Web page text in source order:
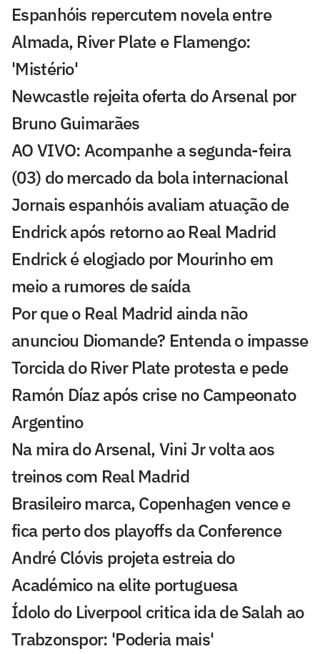
Espanhóis repercutem novela entre
Almada, River Plate e Flamengo:
'Mistério'
Newcastle rejeita oferta do Arsenal por
Bruno Guimarães
AO VIVO: Acompanhe a segunda-feira
(03) do mercado da bola internacional
Jornais espanhóis avaliam atuação de
Endrick após retorno ao Real Madrid
Endrick é elogiado por Mourinho em
meio a rumores de saída
Por que o Real Madrid ainda não
anunciou Diomande? Entenda o impasse
Torcida do River Plate protesta e pede
Ramón Díaz após crise no Campeonato
Argentino
Na mira do Arsenal, Vini Jr volta aos
treinos com Real Madrid
Brasileiro marca, Copenhagen vence e
fica perto dos playoffs da Conference
André Clóvis projeta estreia do
Académico na elite portuguesa
Ídolo do Liverpool critica ida de Salah ao
Trabzonspor: 'Poderia mais'